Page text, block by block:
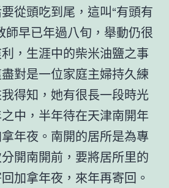
從頭吃到尾，這叫“有頭有
師早已年過八旬，舉動仍很
，生涯中的柴米油鹽之事
對是一位家庭主婦持久練
得知，她有很長一段時光
中，半年待在天津南開年
年夜。南開的居所是為專
開南開前，要將居所里的
加拿年夜，來年再寄回。